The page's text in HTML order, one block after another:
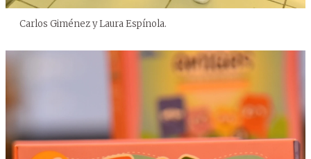
Carlos Giménez y Laura Espínola.